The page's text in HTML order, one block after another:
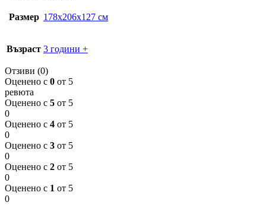
Размер 178x206x127 см
Възраст 3 години +
Отзиви (0)
Оценено с 0 от 5
ревюта
Оценено с 5 от 5
0
Оценено с 4 от 5
0
Оценено с 3 от 5
0
Оценено с 2 от 5
0
Оценено с 1 от 5
0